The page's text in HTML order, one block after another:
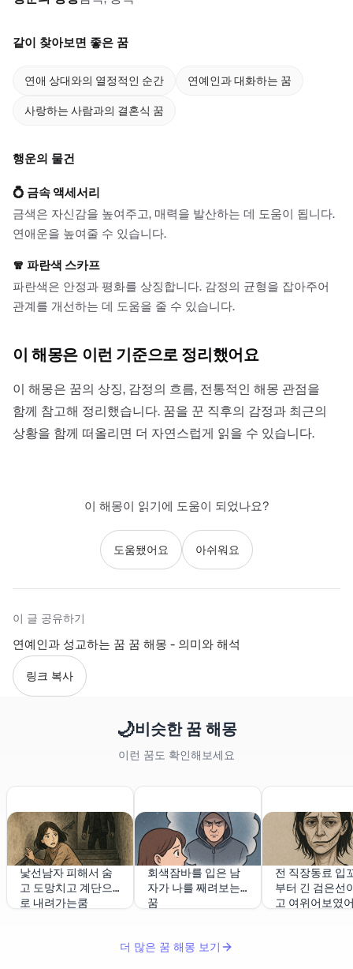
같이 찾아보면 좋은 꿈
연애 상대와의 열정적인 순간 연예인과 대화하는 꿈
사랑하는 사람과의 결혼식 꿈
행운의 물건
💍 금속 액세서리
금색은 자신감을 높여주고, 매력을 발산하는 데 도움이 됩니다.
연애운을 높여줄 수 있습니다.
🧣 파란색 스카프
파란색은 안정과 평화를 상징합니다. 감정의 균형을 잡아주어
관계를 개선하는 데 도움을 줄 수 있습니다.
이 해몽은 이런 기준으로 정리했어요
이 해몽은 꿈의 상징, 감정의 흐름, 전통적인 해몽 관점을
함께 참고해 정리했습니다. 꿈을 꾼 직후의 감정과 최근의
상황을 함께 떠올리면 더 자연스럽게 읽을 수 있습니다.
이 해몽이 읽기에 도움이 되었나요?
도움됐어요 아쉬워요
이 글 공유하기
연예인과 성교하는 꿈 꿈 해몽 - 의미와 해석
링크 복사
🌙비슷한 꿈 해몽
이런 꿈도 확인해보세요
낯선남자 피해서 숨
고 도망치고 계단으
로 내려가는쿰
회색잠바를 입은 남
자가 나를 째려보는
꿈
전 직장동료 입
부터 긴 검은선
고 여위어보였
더 많은 꿈 해몽 보기